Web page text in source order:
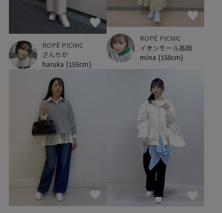
ROPÉ PICNIC
さんちか
haruka (155cm)
ROPÉ PICNIC
イオンモール高岡
mina (158cm)